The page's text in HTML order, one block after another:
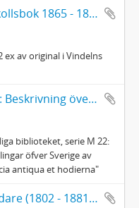
Journal och examensprotokollsbok 1865 - 1880 för Vindelns kommun
ex av original i Vindelns
Lindahl, Israel, (1718 - 1793): Beskrivning över Umeå socken och stad 1771
biblioteket, serie M 22:
öfver Sverige av
antiqua et hodierna"
Fjellstedt, Peter, missionsledare (1802 - 1881), Reseberättelse från Lappland 1857